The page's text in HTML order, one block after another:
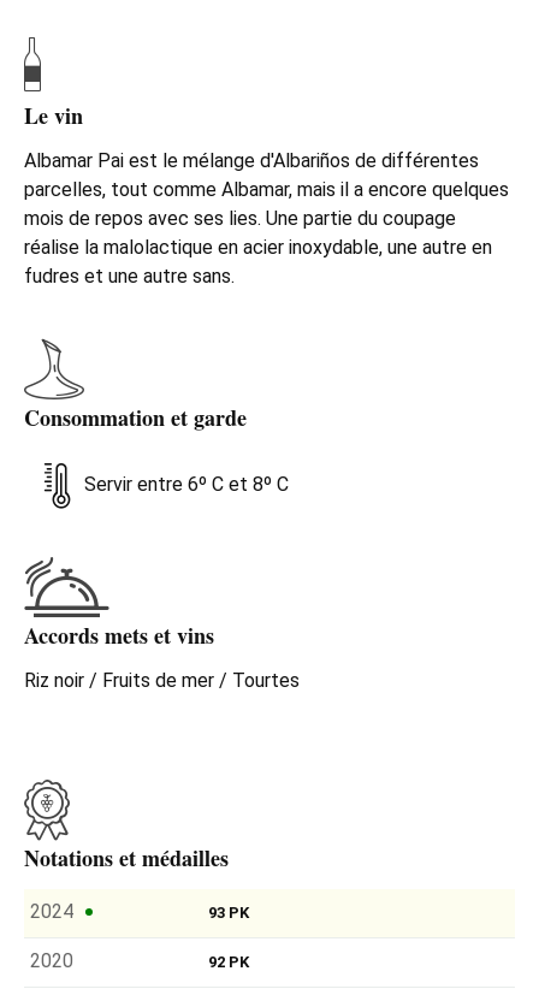
Le vin
Albamar Pai est le mélange d'Albariños de différentes
parcelles, tout comme Albamar, mais il a encore quelques
mois de repos avec ses lies. Une partie du coupage
réalise la malolactique en acier inoxydable, une autre en
fudres et une autre sans.
Consommation et garde
Servir entre 6º C et 8º C
Accords mets et vins
Riz noir / Fruits de mer / Tourtes
Notations et médailles
2024 93 PK
2020 92 PK